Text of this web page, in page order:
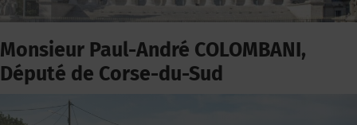
Monsieur Paul-André COLOMBANI,
Député de Corse-du-Sud